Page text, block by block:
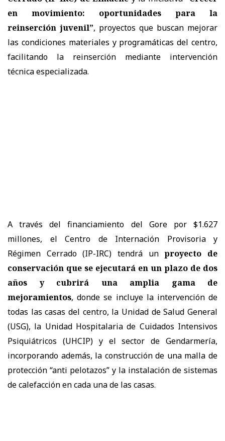
en movimiento: oportunidades para la
reinserción juvenil”, proyectos que buscan mejorar
las condiciones materiales y programáticas del centro,
facilitando la reinserción mediante intervención
técnica especializada.
A través del financiamiento del Gore por $1.627
millones, el Centro de Internación Provisoria y
Régimen Cerrado (IP-IRC) tendrá un proyecto de
conservación que se ejecutará en un plazo de dos
años y cubrirá una amplia gama de
mejoramientos, donde se incluye la intervención de
todas las casas del centro, la Unidad de Salud General
(USG), la Unidad Hospitalaria de Cuidados Intensivos
Psiquiátricos (UHCIP) y el sector de Gendarmería,
incorporando además, la construcción de una malla de
protección “anti pelotazos” y la instalación de sistemas
de calefacción en cada una de las casas.